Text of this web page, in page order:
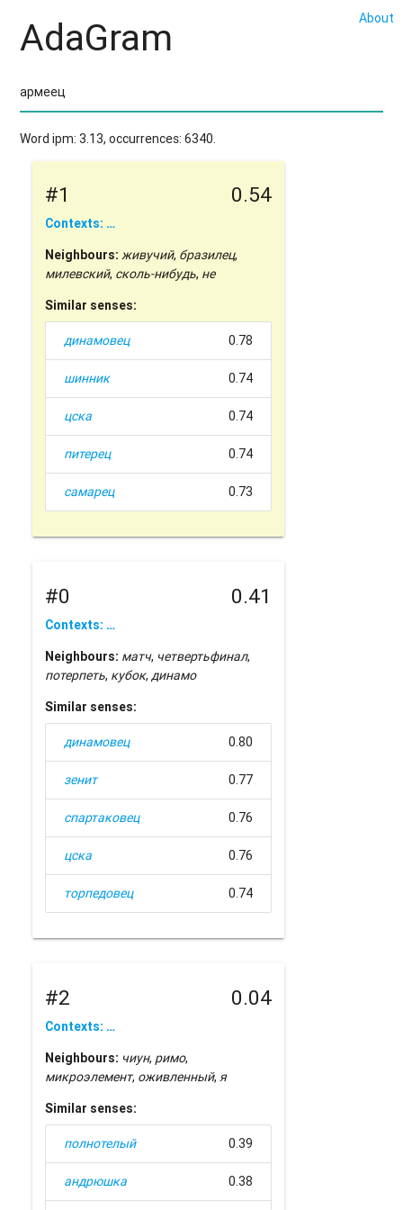
About
AdaGram
Word ipm: 3.13, occurrences: 6340.
#1 0.54
Contexts: …
Neighbours: живучий, бразилец,
милевский, сколь-нибудь, не
Similar senses:
динамовец 0.78
шинник 0.74
цска 0.74
питерец 0.74
самарец 0.73
#0 0.41
Contexts: …
Neighbours: матч, четвертьфинал,
потерпеть, кубок,динамо
Similar senses:
динамовец 0.80
зенит 0.77
спартаковец 0.76
цска 0.76
торпедовец 0.74
#2 0.04
Contexts: …
Neighbours: чиун, римо,
микроэлемент, оживленный,я
Similar senses:
полнотелый 0.39
андрюшка 0.38